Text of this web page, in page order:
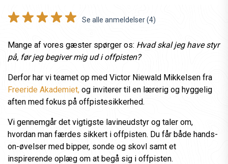
Se alle anmeldelser (4)
Mange af vores gæster spørger os: Hvad skal jeg have styr
på, før jeg begiver mig ud i offpisten?
Derfor har vi teamet op med Victor Niewald Mikkelsen fra
Freeride Akademiet, og inviterer til en lærerig og hyggelig
aften med fokus på offpistesikkerhed.
Vi gennemgår det vigtigste lavineudstyr og taler om,
hvordan man færdes sikkert i offpisten. Du får både hands-
on-øvelser med bipper, sonde og skovl samt et
inspirerende oplæg om at begå sig i offpisten.